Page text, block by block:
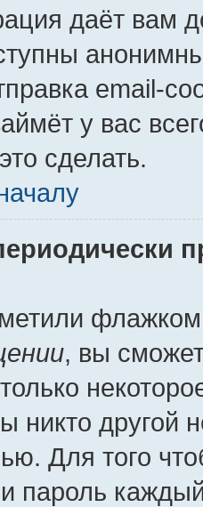
даёт вам
email-
у вас
сделать.
, вы
никто другой
Для того
и пароль